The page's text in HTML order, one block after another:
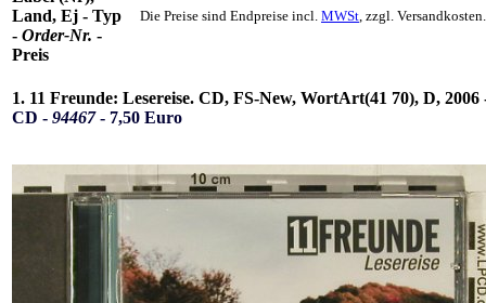
Land, Ej - Typ
- Order-Nr. -
Preis
Die Preise sind Endpreise incl. MWSt, zzgl. Versandkosten.
1. 11 Freunde: Lesereise. CD, FS-New, WortArt(41 70), D, 2006
CD - 94467- 7,50 Euro